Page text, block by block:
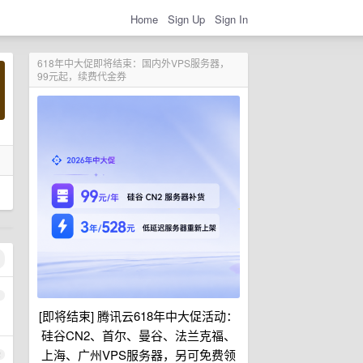
Home Sign Up Sign In
618年中大促即将结束：国内外VPS服务器，
99元起，续费代金券
[即将结束] 腾讯云618年中大促活动：
硅谷CN2、首尔、曼谷、法兰克福、
上海、广州VPS服务器，另可免费领